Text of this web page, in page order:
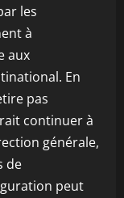
les
à
aux
En
pas
continuer à
générale,
de
peut